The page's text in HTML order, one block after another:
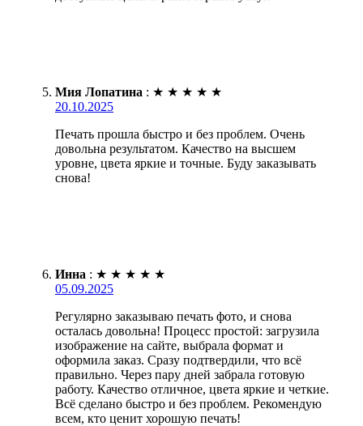
Мия Лопатина : ★ ★ ★ ★ ★
20.10.2025
Печать прошла быстро и без проблем. Очень
довольна результатом. Качество на высшем
уровне, цвета яркие и точные. Буду заказывать
снова!
Инна : ★ ★ ★ ★ ★
05.09.2025
Регулярно заказываю печать фото, и снова
осталась довольна! Процесс простой: загрузила
изображение на сайте, выбрала формат и
оформила заказ. Сразу подтвердили, что всё
правильно. Через пару дней забрала готовую
работу. Качество отличное, цвета яркие и четкие.
Всё сделано быстро и без проблем. Рекомендую
всем, кто ценит хорошую печать!